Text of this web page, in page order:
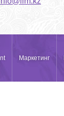
Маркетинг